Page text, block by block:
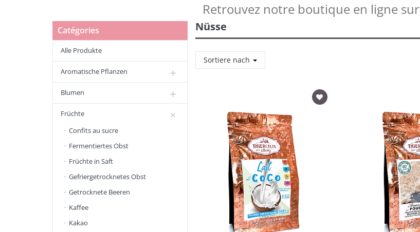
Retrouvez notre boutique en ligne sur
Catégories
Alle Produkte
Aromatische Pflanzen
Blumen
Früchte
Confits au sucre
Fermentiertes Obst
Früchte in Saft
Gefriergetrocknetes Obst
Getrocknete Beeren
Kaffee
Kakao
Nüsse
Sortiere nach